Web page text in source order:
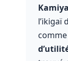
Kamiya
l’ikigaï